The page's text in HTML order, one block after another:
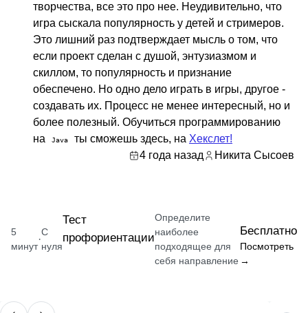
творчества, все это про нее. Неудивительно, что
игра сыскала популярность у детей и стримеров.
Это лишний раз подтверждает мысль о том, что
если проект сделан с душой, энтузиазмом и
скиллом, то популярность и признание
обеспечено. Но одно дело играть в игры, другое -
создавать их. Процесс не менее интересный, но и
более полезный. Обучиться программированию
на
Java ты сможешь здесь, на Хекслет!
4 года назад
Никита Сысоев
5
минут
·
С
нуля
Тест
профориентации
Определите
наиболее
подходящее для
себя направление
Бесплатно
Посмотреть
→